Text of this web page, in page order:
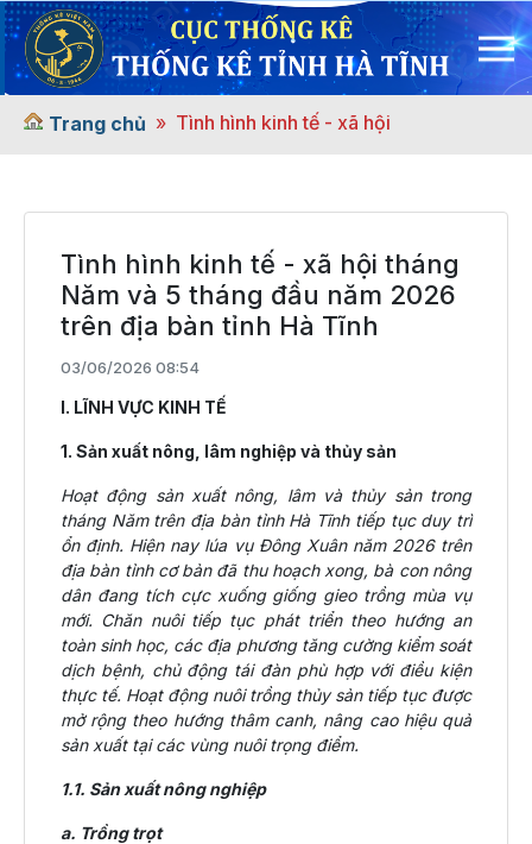
Trang chủ Tình hình kinh tế - xã hội
Tình hình kinh tế - xã hội tháng
Năm và 5 tháng đầu năm 2026
trên địa bàn tỉnh Hà Tĩnh
03/06/2026 08:54
I. LĨNH VỰC KINH TẾ
1. Sản xuất nông, lâm nghiệp và thủy sản
Hoạt động sản xuất nông, lâm và thủy sản trong
tháng Năm trên địa bàn tỉnh Hà Tĩnh tiếp tục duy trì
ổn định. Hiện nay lúa vụ Đông Xuân năm 2026 trên
địa bàn tỉnh cơ bản đã thu hoạch xong, bà con nông
dân đang tích cực xuống giống gieo trồng mùa vụ
mới. Chăn nuôi tiếp tục phát triển theo hướng an
toàn sinh học, các địa phương tăng cường kiểm soát
dịch bệnh, chủ động tái đàn phù hợp với điều kiện
thực tế. Hoạt động nuôi trồng thủy sản tiếp tục được
mở rộng theo hướng thâm canh, nâng cao hiệu quả
sản xuất tại các vùng nuôi trọng điểm.
1.1. Sản xuất nông nghiệp
a. Trồng trọt